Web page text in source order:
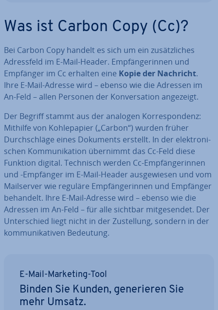
Was ist Carbon Copy (Cc)?
Bei Carbon Copy handelt es sich um ein zu­sätz­li­ches
Adress­feld im E-Mail-Header. Emp­fän­ge­rin­nen und
Empfänger im Cc erhalten eine Kopie der Nachricht.
Ihre E-Mail-Adresse wird – ebenso wie die Adressen im
An-Feld – allen Personen der Kon­ver­sa­ti­on angezeigt.
Der Begriff stammt aus der analogen Kor­re­spon­denz:
Mithilfe von Koh­le­pa­pier („Carbon“) wurden früher
Durch­schlä­ge eines Dokuments erstellt. In der elek­tro­ni­
schen Kom­mu­ni­ka­ti­on übernimmt das Cc-Feld diese
Funktion digital. Technisch werden Cc-Emp­fän­ge­rin­nen
und -Empfänger im E-Mail-Header aus­ge­wie­sen und vom
Mail­ser­ver wie reguläre Emp­fän­ge­rin­nen und Empfänger
behandelt. Ihre E-Mail-Adresse wird – ebenso wie die
Adressen im An-Feld – für alle sichtbar mit­ge­sen­det. Der
Un­ter­schied liegt nicht in der Zu­stel­lung, sondern in der
kom­mu­ni­ka­ti­ven Bedeutung.
E-Mail-Marketing-Tool
Binden Sie Kunden, ge­ne­rie­ren Sie
mehr Umsatz.